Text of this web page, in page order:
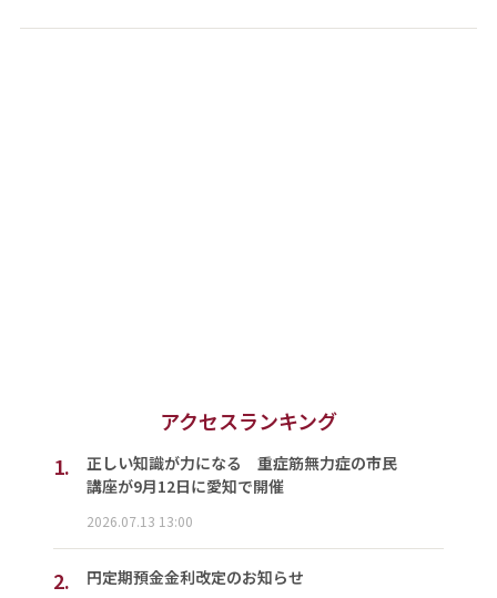
アクセスランキング
1.
正しい知識が力になる 重症筋無力症の市民
講座が9月12日に愛知で開催
2026.07.13 13:00
2. 円定期預金金利改定のお知らせ